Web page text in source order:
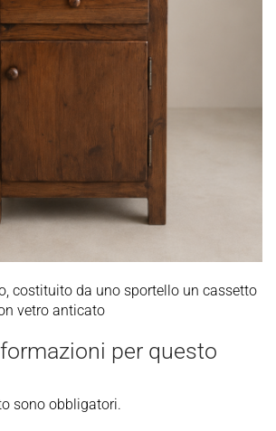
costituito da uno sportello un cassetto
vetro anticato
per questo
sono obbligatori.